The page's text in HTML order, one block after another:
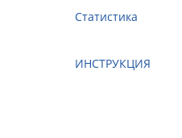
Статистика
ИНСТРУКЦИЯ